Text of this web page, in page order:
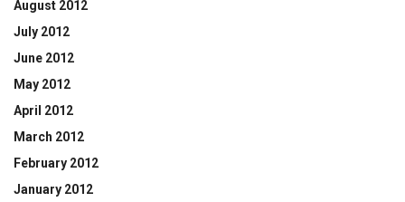
August 2012
July 2012
June 2012
May 2012
April 2012
March 2012
February 2012
January 2012